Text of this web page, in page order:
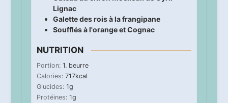
Lignac
Galette des rois à la frangipane
Soufflés à l'orange et Cognac
NUTRITION
Portion: 1. beurre
Calories: 717kcal
Glucides: 1g
Protéines: 1g